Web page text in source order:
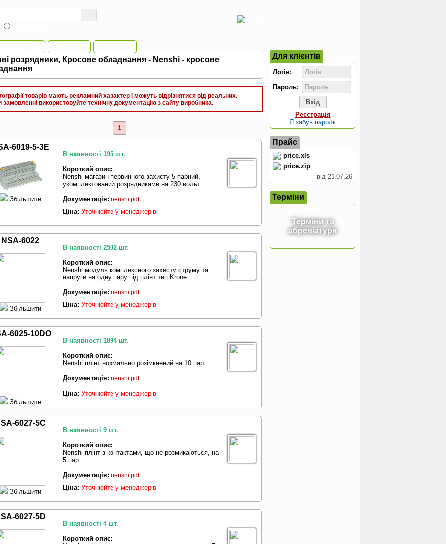
розрядники, Кросове обладнання - Nenshi - кросове
товарів мають рекламний характер і можуть відрізнятися від реальних.
використовуйте технічну документацію з сайту виробника.
1
6019-5-3E
Збільшити
В наявності 195 шт.
Короткий опис:
Nenshi магазин первинного захисту 5-парний,
укомплектований розрядниками на 230 вольт
Документація: nenshi.pdf
Ціна: Уточнюйте у менеджерів
NSA-6022
Збільшити
В наявності 2502 шт.
Короткий опис:
Nenshi модуль комплексного захисту струму та
напруги на одну пару під плінт тип Krone.
Документація: nenshi.pdf
Ціна: Уточнюйте у менеджерів
6025-10DO
Збільшити
В наявності 1894 шт.
Короткий опис:
Nenshi плінт нормально розімкнений на 10 пар
Документація: nenshi.pdf
Ціна: Уточнюйте у менеджерів
6027-5C
Збільшити
В наявності 9 шт.
Короткий опис:
Nenshi плінт з контактами, що не розмикаються, на
5 пар
Документація: nenshi.pdf
Ціна: Уточнюйте у менеджерів
6027-5D
В наявності 4 шт.
Короткий опис:
Для клієнтів
Логін:
Пароль:
Реєстрація
Я забув пароль
Прайс
price.xls
price.zip
від 21.07.26
Терміни
Терміни та
абревіатури